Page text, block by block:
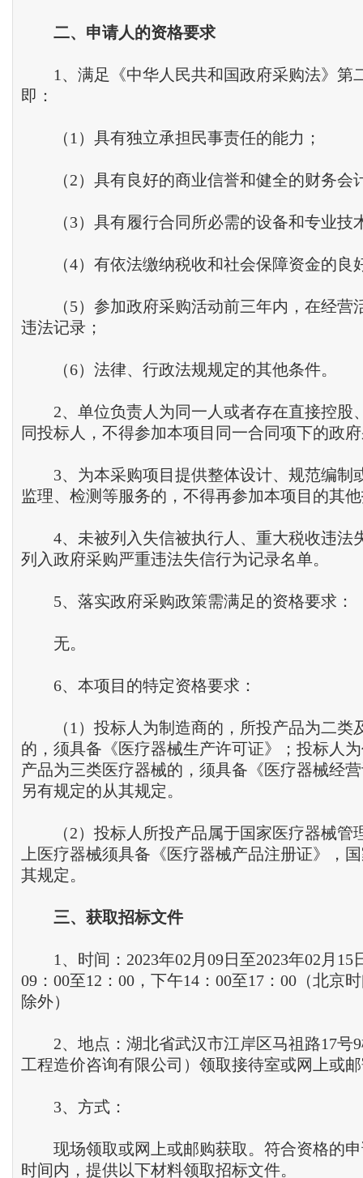
二、 申请人的资格要求
1、满足《中华人民共和国政府采购法》第
即：
（1）具有独立承担民事责任的能力；
（2）具有良好的商业信誉和健全的财务会
（3）具有履行合同所必需的设备和专业技
（4）有依法缴纳税收和社会保障资金的良
（5）参加政府采购活动前三年内，在经营
违法记录；
（6）法律、行政法规规定的其他条件。
2、单位负责人为同一人或者存在直接控股
同投标人，不得参加本项目同一合同项下的政
3、为本采购项目提供整体设计、规范编制
监理、检测等服务的，不得再参加本项目的其
4、未被列入失信被执行人、重大税收违法
列入政府采购严重违法失信行为记录名单。
5、落实政府采购政策需满足的资格要求：
无。
6、本项目的特定资格要求：
（1）投标人为制造商的，所投产品为二类
的，须具备《医疗器械生产许可证》；投标人
产品为三类医疗器械的，须具备《医疗器械经
另有规定的从其规定。
（2）投标人所投产品属于国家医疗器械管
上医疗器械须具备《医疗器械产品注册证》，
其规定。
三、 获取招标文件
1、时间：2023年02月09日至2023年02月15
09：00至12：00，下午14：00至17：00（北京
除外）
2、地点：湖北省武汉市江岸区马祖路17号9
工程造价咨询有限公司）领取接待室或网上或
3、方式：
现场领取或网上或邮购获取。符合资格的申
时间内，提供以下材料领取招标文件。